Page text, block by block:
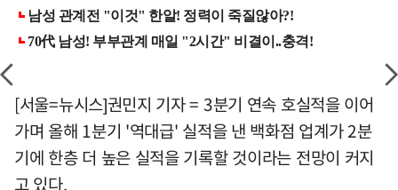
[서울=뉴시스]권민지 기자 = 3분기 연속 호실적을 이어
가며 올해 1분기 '역대급' 실적을 낸 백화점 업계가 2분
기에 한층 더 높은 실적을 기록할 것이라는 전망이 커지
고 있다.